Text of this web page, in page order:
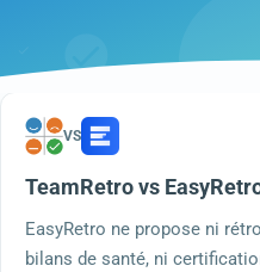
VS
TeamRetro vs
EasyRetro ne propose ni
bilans de santé, ni